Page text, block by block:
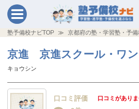
塾予備校ナビTOP 京都府の塾・学習塾・予備
京進 京進スクール・ワン
キョウシン
口コミ評価 口コミがあり